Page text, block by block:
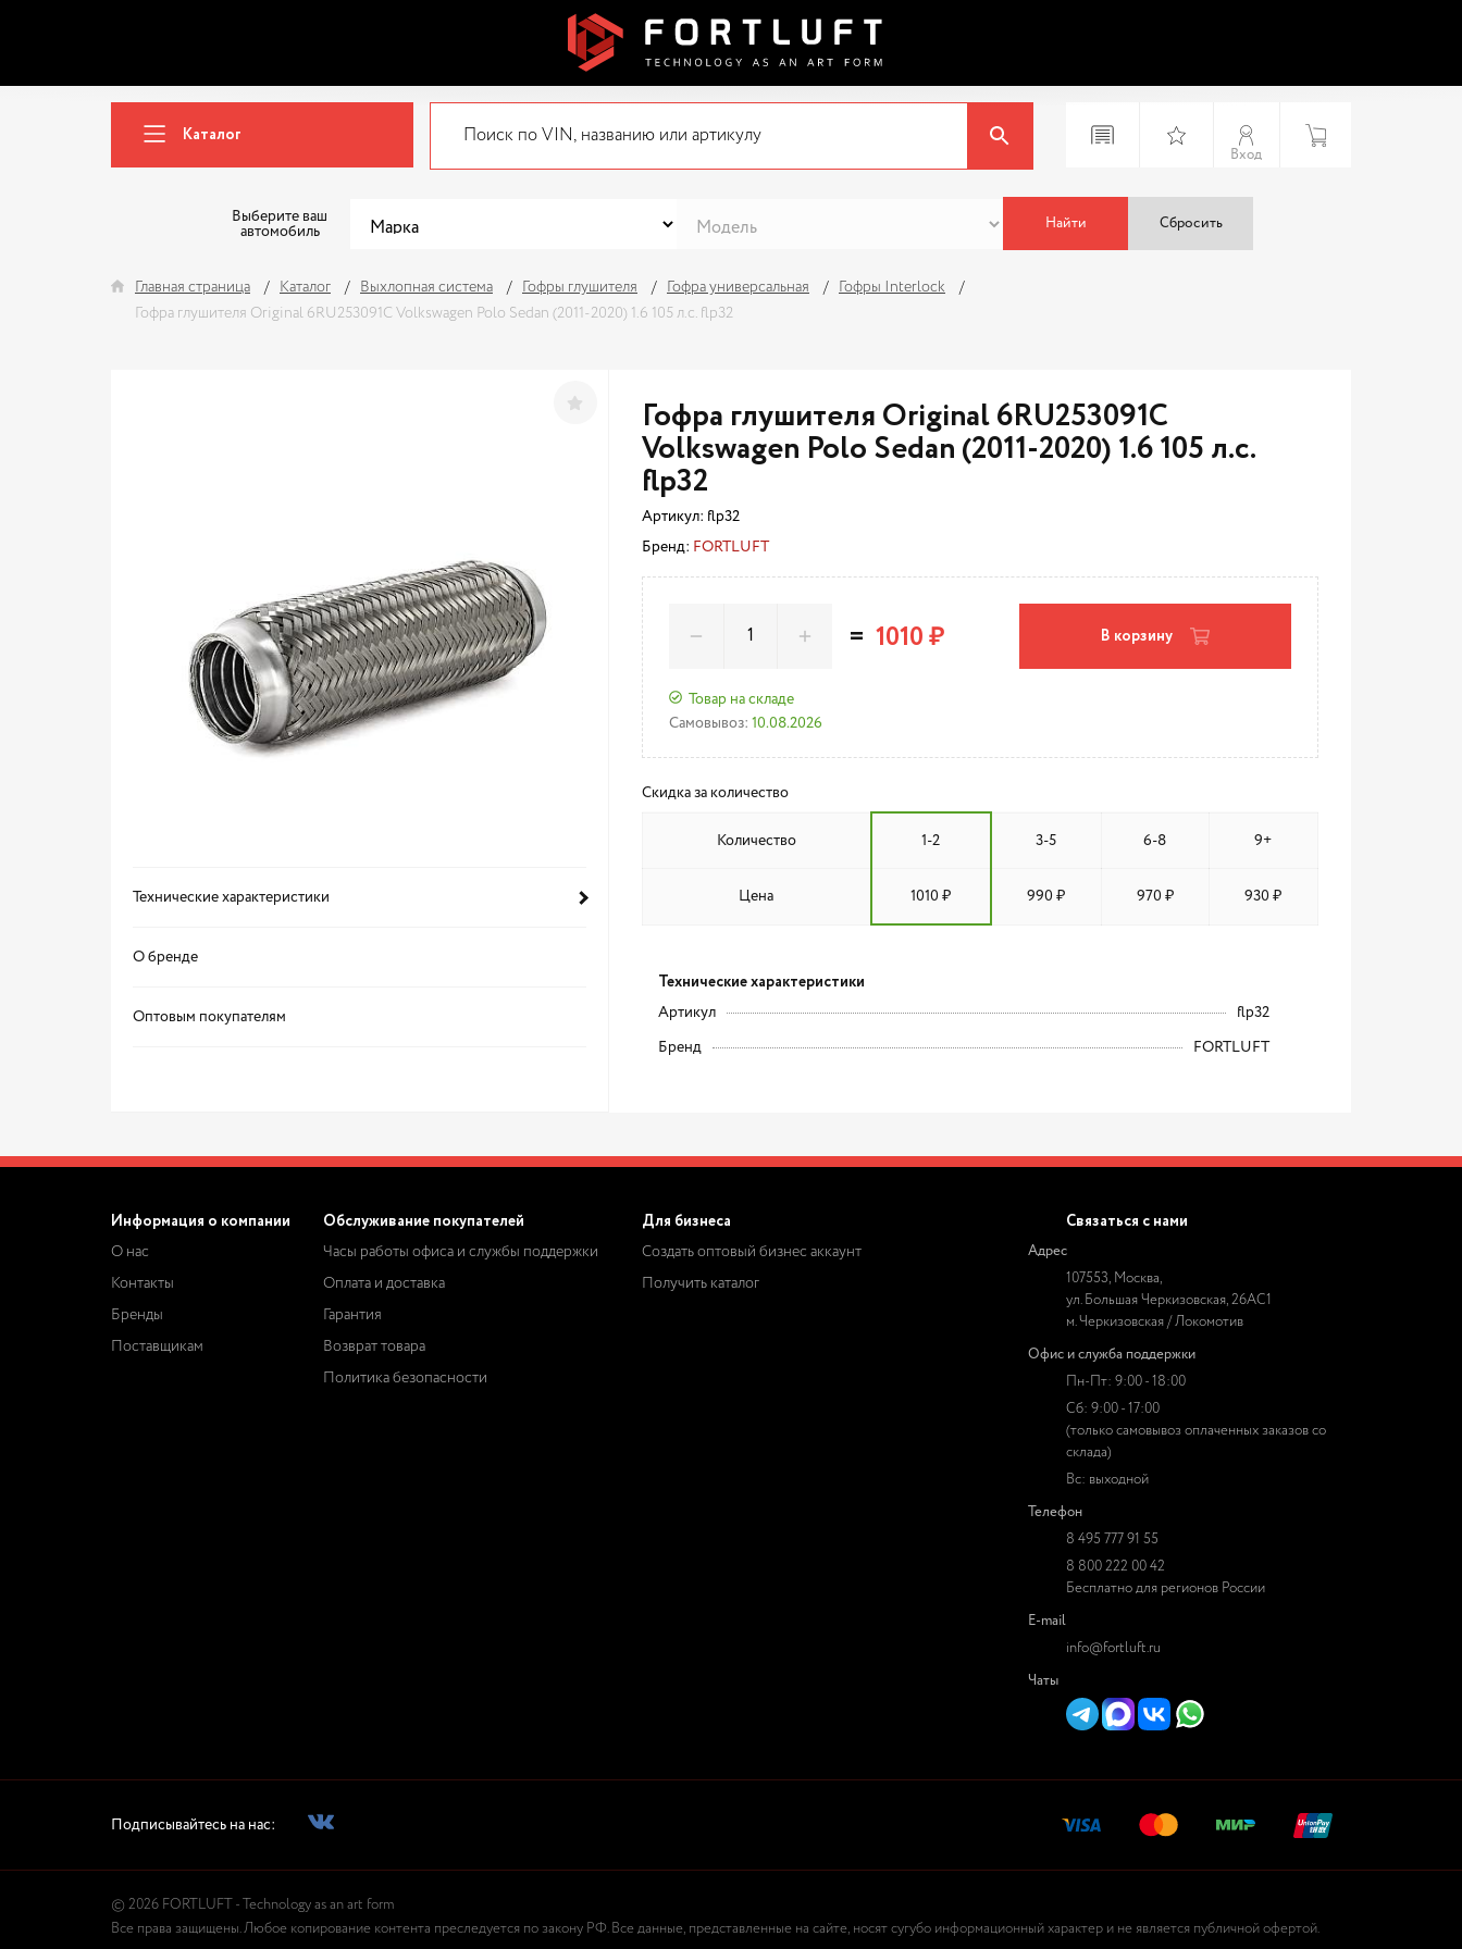
Каталог
Вход
Выберите ваш
автомобиль
Найти Сбросить
Главная страница Каталог Выхлопная система Гофры глушителя Гофра универсальная
Гофры Interlock
Гофра глушителя Original 6RU253091C Volkswagen Polo Sedan (2011-2020) 1.6 105 л.с. flp32
Технические характеристики
О бренде
Оптовым покупателям
Гофра глушителя Original 6RU253091C
Volkswagen Polo Sedan (2011-2020) 1.6 105 л.с.
flp32
Артикул: flp32
Бренд: FORTLUFT
Товар на складе
Самовывоз: 10.08.2026
= 1010 ₽ В корзину
Скидка за количество
Количество 1-2 3-5 6-8 9+
Цена 1010 ₽ 990 ₽ 970 ₽ 930 ₽
Технические характеристики
Артикул flp32
Бренд FORTLUFT
Информация о компании
О нас
Контакты
Бренды
Поставщикам
Обслуживание покупателей
Часы работы офиса и службы поддержки
Оплата и доставка
Гарантия
Возврат товара
Политика безопасности
Для бизнеса
Создать оптовый бизнес аккаунт
Получить каталог
Связаться с нами
Адрес
107553, Москва,
ул. Большая Черкизовская, 26АС1
м. Черкизовская / Локомотив
Офис и служба поддержки
Пн-Пт: 9:00 - 18:00
Сб: 9:00 - 17:00
(только самовывоз оплаченных заказов со
склада)
Вс: выходной
Телефон
8 495 777 91 55
8 800 222 00 42
Бесплатно для регионов России
E-mail
info@fortluft.ru
Чаты
Подписывайтесь на нас:
© 2026 FORTLUFT - Technology as an art form
Все права защищены. Любое копирование контента преследуется по закону РФ. Все данные, представленные на сайте, носят сугубо информационный характер и не является публичной офертой.